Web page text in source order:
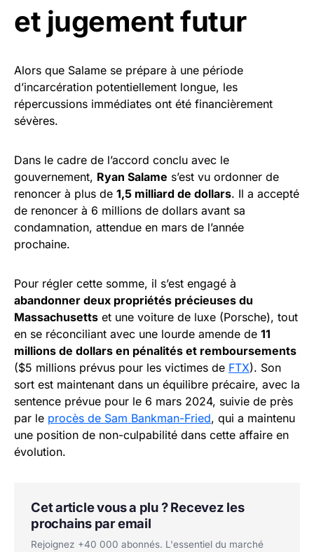
et jugement futur
Alors que Salame se prépare à une période
d’incarcération potentiellement longue, les
répercussions immédiates ont été financièrement
sévères.
Dans le cadre de l’accord conclu avec le
gouvernement, Ryan Salame s’est vu ordonner de
renoncer à plus de 1,5 milliard de dollars. Il a accepté
de renoncer à 6 millions de dollars avant sa
condamnation, attendue en mars de l’année
prochaine.
Pour régler cette somme, il s’est engagé à
abandonner deux propriétés précieuses du
Massachusetts et une voiture de luxe (Porsche), tout
en se réconciliant avec une lourde amende de 11
millions de dollars en pénalités et remboursements
($5 millions prévus pour les victimes de FTX). Son
sort est maintenant dans un équilibre précaire, avec la
sentence prévue pour le 6 mars 2024, suivie de près
par le procès de Sam Bankman-Fried, qui a maintenu
une position de non-culpabilité dans cette affaire en
évolution.
Cet article vous a plu ? Recevez les
prochains par email
Rejoignez +40 000 abonnés. L'essentiel du marché